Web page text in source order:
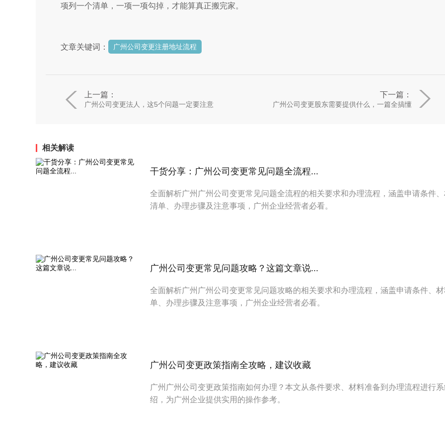
项列一个清单，一项一项勾掉，才能算真正搬完家。
文章关键词： 广州公司变更注册地址流程
上一篇：
广州公司变更法人，这5个问题一定要注意
下一篇：
广州公司变更股东需要提供什么，一篇全搞懂
相关解读
干货分享：广州公司变更常见问题全流程...
全面解析广州广州公司变更常见问题全流程的相关要求和办理流程，涵盖申请条件
清单、办理步骤及注意事项，广州企业经营者必看。
广州公司变更常见问题攻略？这篇文章说...
全面解析广州广州公司变更常见问题攻略的相关要求和办理流程，涵盖申请条件、
单、办理步骤及注意事项，广州企业经营者必看。
广州公司变更政策指南全攻略，建议收藏
广州广州公司变更政策指南如何办理？本文从条件要求、材料准备到办理流程进行
绍，为广州企业提供实用的操作参考。